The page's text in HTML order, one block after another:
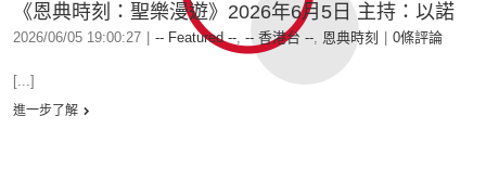
《恩典時刻：聖樂漫遊》2026年6月5日 主持：以諾
2026/06/05 19:00:27 -- Featured --, -- 香港台 --, 恩典時刻 0條評論
[...]
進一步了解